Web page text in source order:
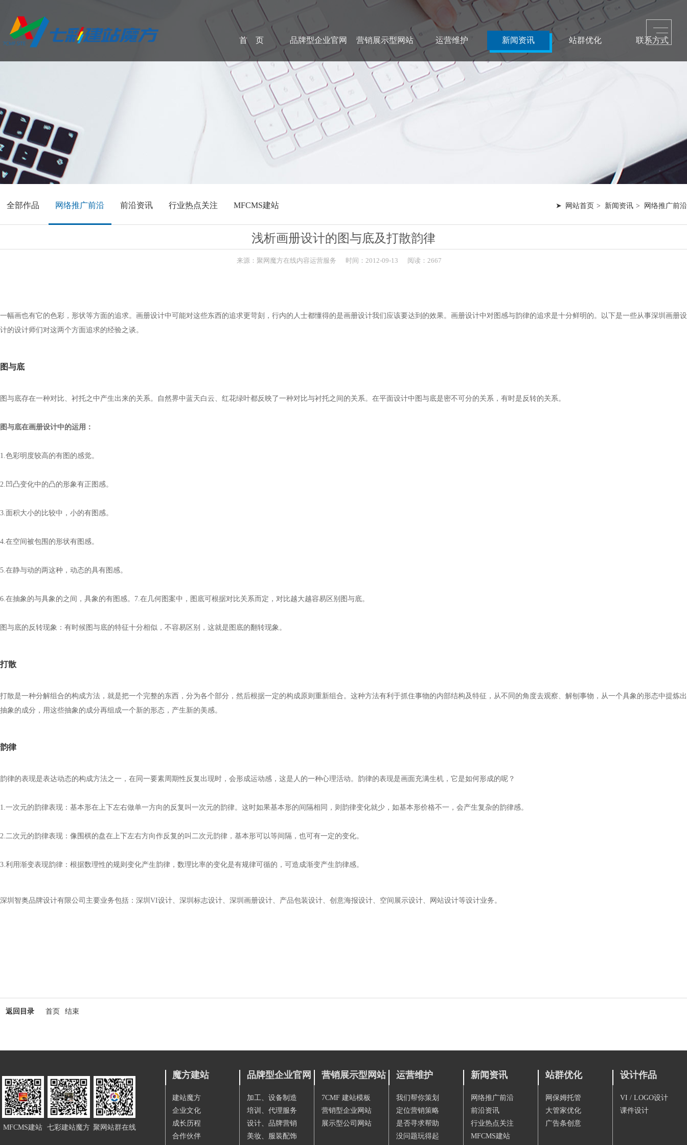
在线咨询：180 98979252
运营维护 新闻资讯
首 页 品牌型企业官网 营销展示型网站 运营维护 新闻资讯 站群优化 联系方式
网站首页 新闻资讯 网络推广前沿
全部作品 网络推广前沿 前沿资讯 行业热点关注 MFCMS建站
浅析画册设计的图与底及打散韵律
来源： 聚网魔方在线内容运营服务 时间： 2012-09-13 阅读：2667
一幅画也有它的色彩，形状等方面的追求。画册设计中可能对这些东西的追求更苛刻，行内的人士都懂得的是画册设计我们应该要达到的效果。画册设计中对图感与韵律的追求是十分鲜明的。以下是一些从事深圳画册设
计的设计师们对这两个方面追求的经验之谈。
图与底
图与底存在一种对比、衬托之中产生出来的关系。自然界中蓝天白云、红花绿叶都反映了一种对比与衬托之间的关系。在平面设计中图与底是密不可分的关系，有时是反转的关系。
图与底在画册设计中的运用：
1.色彩明度较高的有图的感觉。
2. 凹凸变化中的凸的形象有正图感。
3.面积大小的比较中，小的有图感。
4.在空间被包围的形状有图感。
5.在静与动的两这种，动态的具有图感。
6.在抽象的与具象的之间，具象的有图感。 7.在几何图案中，图底可根据对比关系而定，对比越大越容易区别图与底。
图与底的反转现象：有时候图与底的特征十分相似，不容易区别，这就是图底的翻转现象。
打散
打散是一种分解组合的构成方法，就是把一个完整的东西，分为各个部分，然后根据一定的构成原则重新组合。这种方法有利于抓住事物的内部结构及特征，从不同的角度去观察、解刨事物，从一个具象的形态中提炼出
抽象的成分，用这些抽象的成分再组成一个新的形态，产生新的美感。
韵律
韵律的表现是表达动态的构成方法之一，在同一要素周期性反复出现时，会形成运动感，这是人的一种心理活动。韵律的表现是画面充满生机，它是如何形成的呢？
1.一次元的韵律表现：基本形在上下左右做单一方向的反复叫一次元的韵律。这时如果基本形的间隔相同，则韵律变化就少，如基本形价格不一，会产生复杂的韵律感。
2.二次元的韵律表现：像围棋的盘在上下左右方向作反复的叫二次元韵律，基本形可以等间隔，也可有一定的变化。
3.利用渐变表现韵律：根据数理性的规则变化产生韵律，数理比率的变化是有规律可循的，可造成渐变产生韵律感。
深圳智奥品牌设计有限公司主要业务包括： 深圳VI设计、 深圳标志设计、 深圳画册设计、 产品包装设计、创意海报设计、空间展示设计、网站设计等设计业务。
返回目录 首页 结束
魔方建站
建站魔方
企业文化
成长历程
合作伙伴
品牌型企业官网
加工、设备制造
培训、代理服务
设计、品牌营销
美妆、服装配饰
营销展示型网站
7CMF 建站模板
营销型企业网站
展示型公司网站
运营维护
我们帮你策划
定位营销策略
是否寻求帮助
没问题玩得起
新闻资讯
网络推广前沿
前沿资讯
行业热点关注
MFCMS建站
站群优化
网保姆托管
大管家优化
广告条创意
设计作品
VI / LOGO设计
课件设计
MFCMS建站 七彩建站魔方 聚网站群在线